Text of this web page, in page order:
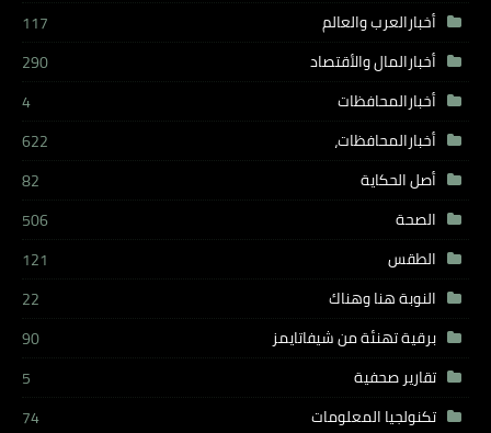
أخبارالعرب والعالم
117
أخبارالمال والأقتصاد
290
أخبارالمحافظات
4
أخبارالمحافظات،
622
أصل الحكاية
82
الصحة
506
الطقس
121
النوبة هنا وهناك
22
برقية تهنئة من شيفاتايمز
90
تقارير صحفية
5
تكنولجيا المعلومات
74